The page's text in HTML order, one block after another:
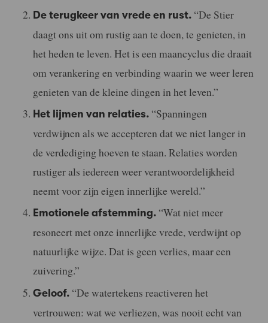
De terugkeer van vrede en rust. “De Stier
daagt ons uit om rustig aan te doen, te genieten, in
het heden te leven. Het is een maancyclus die draait
om verankering en verbinding waarin we weer leren
genieten van de kleine dingen in het leven.”
Het lijmen van relaties. “Spanningen
verdwijnen als we accepteren dat we niet langer in
de verdediging hoeven te staan. Relaties worden
rustiger als iedereen weer verantwoordelijkheid
neemt voor zijn eigen innerlijke wereld.”
Emotionele afstemming. “Wat niet meer
resoneert met onze innerlijke vrede, verdwijnt op
natuurlijke wijze. Dat is geen verlies, maar een
zuivering.”
Geloof. “De watertekens reactiveren het
vertrouwen: wat we verliezen, was nooit echt van